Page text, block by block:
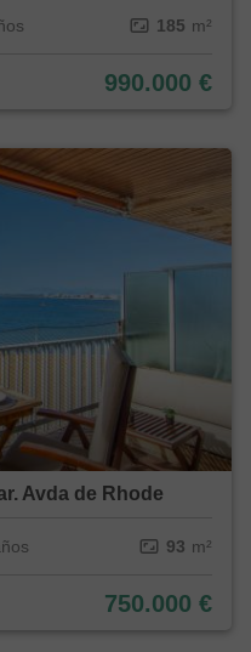
185 m²
990.000 €
Avda de Rhode
93 m²
750.000 €